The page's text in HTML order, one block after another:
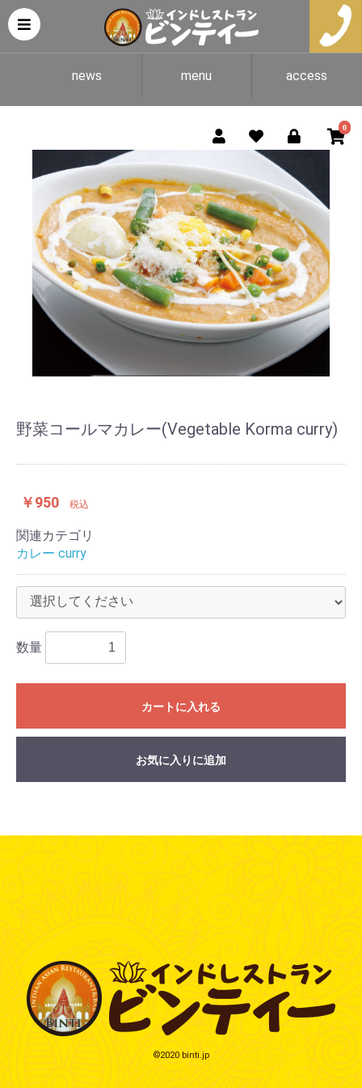
news menu access
0
野菜コールマカレー(Vegetable Korma curry)
￥950 税込
関連カテゴリ
カレー curry
数量
カートに入れる
お気に入りに追加
©2020 binti.jp